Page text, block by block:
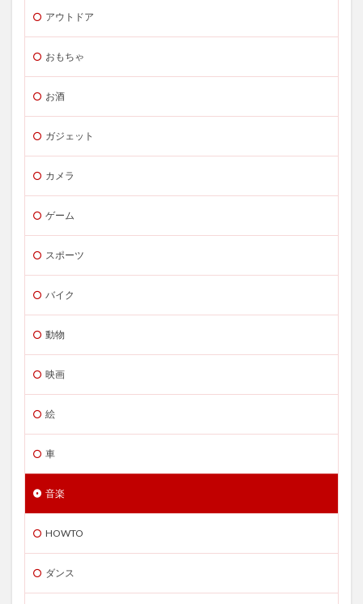
アウトドア
おもちゃ
お酒
ガジェット
カメラ
ゲーム
スポーツ
バイク
動物
映画
絵
車
音楽
HOWTO
ダンス